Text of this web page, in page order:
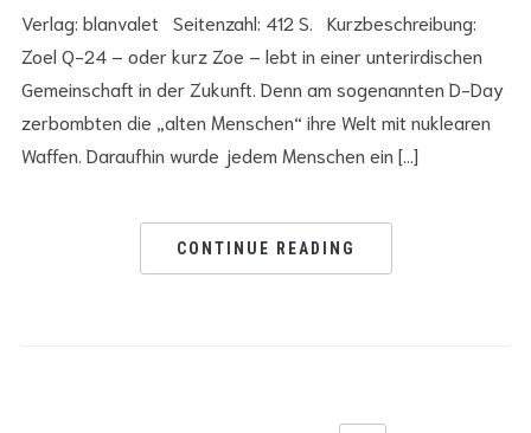
Verlag: blanvalet Seitenzahl: 412 S. Kurzbeschreibung:
Zoel Q-24 – oder kurz Zoe – lebt in einer unterirdischen
Gemeinschaft in der Zukunft. Denn am sogenannten D-Day
zerbombten die „alten Menschen“ ihre Welt mit nuklearen
Waffen. Daraufhin wurde jedem Menschen ein […]
CONTINUE READING